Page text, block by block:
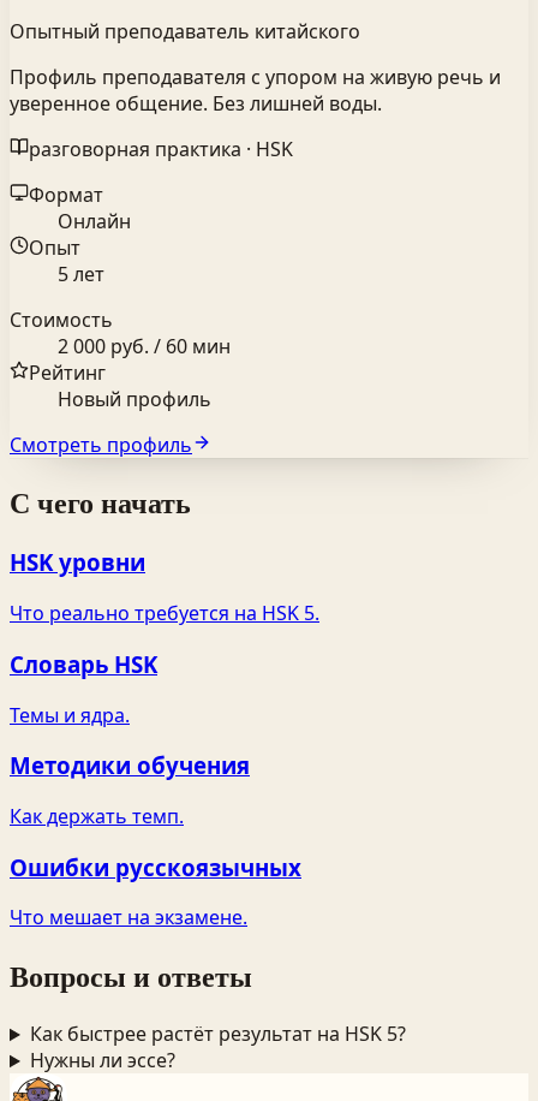
Опытный преподаватель китайского
Профиль преподавателя с упором на живую речь и
уверенное общение. Без лишней воды.
разговорная практика · HSK
Формат
Онлайн
Опыт
5 лет
Стоимость
2 000 руб. / 60 мин
Рейтинг
Новый профиль
Смотреть профиль
С чего начать
HSK уровни
Что реально требуется на HSK 5.
Словарь HSK
Темы и ядра.
Методики обучения
Как держать темп.
Ошибки русскоязычных
Что мешает на экзамене.
Вопросы и ответы
Как быстрее растёт результат на HSK 5?
Нужны ли эссе?